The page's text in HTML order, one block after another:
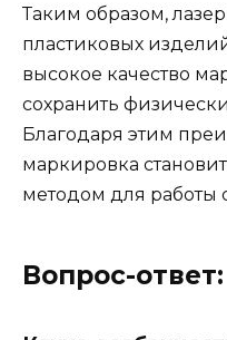
Таким образом,
пластиковых
высокое качество
сохранить
Благодаря этим
маркировка
методом для работы
Вопрос-ответ: